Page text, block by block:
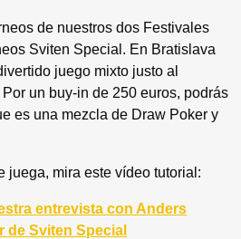
de nuestros dos Festivales
Sviten Special. En Bratislava
juego mixto justo al
un buy-in de 250 euros, podrás
es una mezcla de Draw Poker y
juega, mira este vídeo tutorial:
entrevista con Anders
de Sviten Special